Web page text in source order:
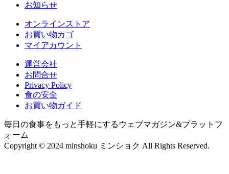
お知らせ
オンラインストア
お買い物カゴ
マイアカウント
運営会社
お問合せ
Privacy Policy
食の安全
お買い物ガイド
毎日の食事をもっと手軽にするウェブマガジン&プラットフ
ォーム
Copyright © 2024 minshoku ミンショク All Rights Reserved.